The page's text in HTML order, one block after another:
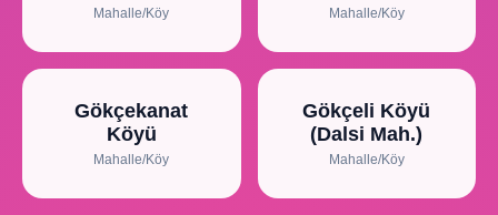
Mahalle/Köy Mahalle/Köy
Gökçekanat
Köyü
Mahalle/Köy
Gökçeli Köyü
(Dalsi Mah.)
Mahalle/Köy